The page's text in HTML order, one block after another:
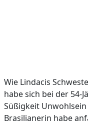
Wie Lindacis
habe sich bei der 54-
Süßigkeit
Brasilianerin habe